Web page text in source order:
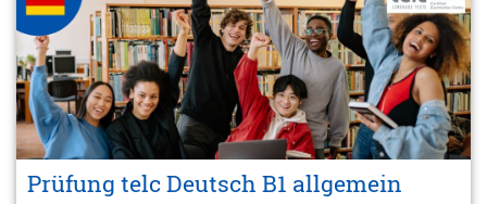
Prüfung telc Deutsch B1 allgemein